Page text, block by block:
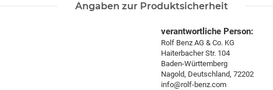
Angaben zur Produktsicherheit
verantwortliche Person:
Rolf Benz AG & Co. KG
Haiterbacher Str. 104
Baden-Württemberg
Nagold, Deutschland, 72202
info@rolf-benz.com